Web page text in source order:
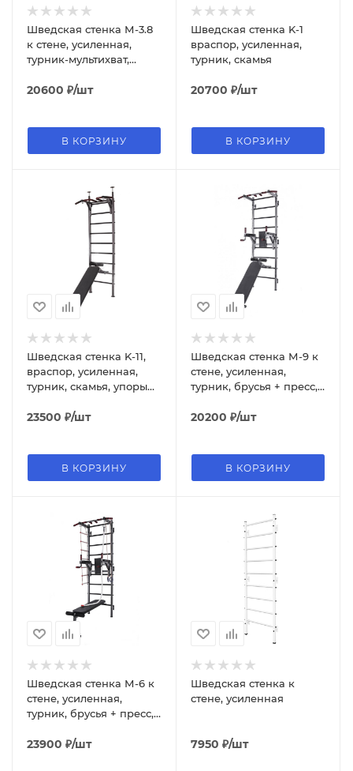
Шведская стенка М-3.8
к стене, усиленная,
турник-мультихват,
штанги
20600 ₽/шт
В КОРЗИНУ
Шведская стенка K-1
враспор, усиленная,
турник, скамья
20700 ₽/шт
В КОРЗИНУ
Шведская стенка K-11,
враспор, усиленная,
турник, скамья, упоры
23500 ₽/шт
В КОРЗИНУ
Шведская стенка М-9 к
стене, усиленная,
турник, брусья + пресс,
20200 ₽/шт
В КОРЗИНУ
Шведская стенка М-6 к
стене, усиленная,
турник, брусья + пресс,
лестница
23900 ₽/шт
Шведская стенка к
стене, усиленная
7950 ₽/шт